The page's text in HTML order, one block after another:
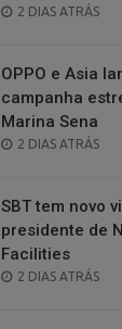
POSTED
2 DIAS ATRÁS
OPPO e Asia
campanha
Marina Sena
POSTED
2 DIAS ATRÁS
SBT tem novo
presidente de
Facilities
POSTED
2 DIAS ATRÁS